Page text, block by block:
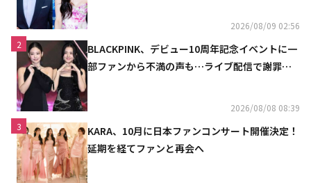
2026/08/09 02:56
2
BLACKPINK、デビュー10周年記念イベントに一
部ファンから不満の声も…ライブ配信で謝罪
2026/08/08 08:39
3
KARA、10月に日本ファンコンサート開催決定！
延期を経てファンと再会へ